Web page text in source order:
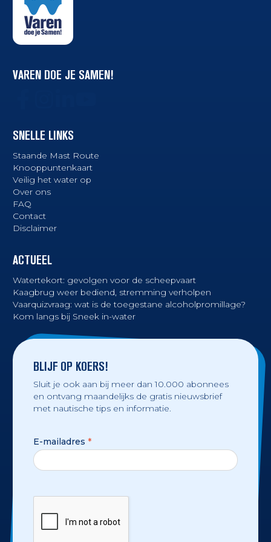
VAREN DOE JE SAMEN!
SNELLE LINKS
Staande Mast Route
Knooppuntenkaart
Veilig het water op
Over ons
FAQ
Contact
Disclaimer
ACTUEEL
Watertekort: gevolgen voor de scheepvaart
Kaagbrug weer bediend, stremming verholpen
Vaarquizvraag: wat is de toegestane alcoholpromillage?
Kom langs bij Sneek in-water
BLIJF OP KOERS!
Sluit je ook aan bij meer dan 10.000 abonnees
en ontvang maandelijks de gratis nieuwsbrief
met nautische tips en informatie.
E-mailadres *